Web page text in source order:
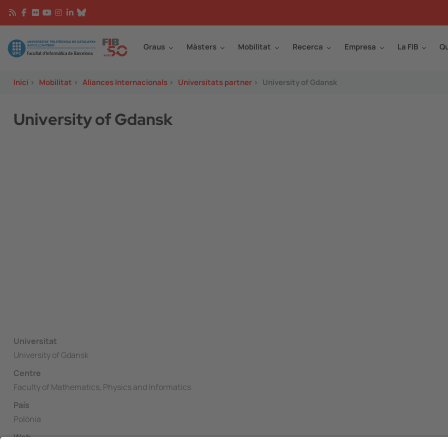
Vés al contingut
Image Graus Màsters Mobilitat Recerca Empresa La FIB
Inici > Mobilitat > Aliances Internacionals > Universitats partner > University of Gdansk
University of Gdansk
Universitat
University of Gdansk
Centre
Faculty of Mathematics, Physics and Informatics
País
Polònia
Web